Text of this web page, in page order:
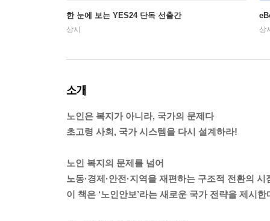
한 눈에 보는 YES24 단독 선출간
상시 상
소개
노인은 복지가 아니라, 국가의 문제다
초고령 사회, 국가 시스템을 다시 설계하라!
노인 복지의 문제를 넘어
노동·경제·안전·지역을 재편하는 구조적 전환의 시
이 책은 ‘노인안보’라는 새로운 국가 전략을 제시한